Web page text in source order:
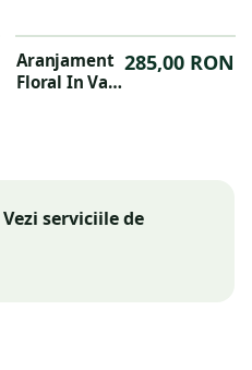
Aranjament
Floral In Vas
285,00 RON
Vezi serviciile de